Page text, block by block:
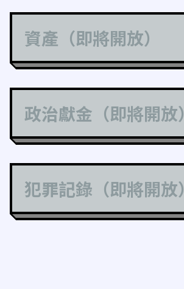
資產（即將開放）
政治獻金（即將開放）
犯罪記錄（即將開放）